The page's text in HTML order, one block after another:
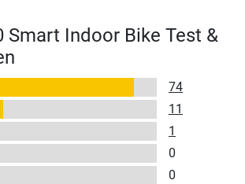
Smart Indoor Bike Test &
74
11
1
0
0